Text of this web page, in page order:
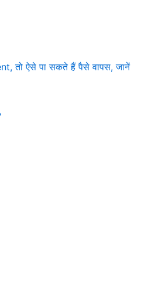
तो ऐसे पा सकते हैं पैसे वापस, जानें